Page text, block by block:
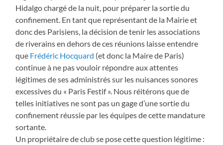
Hidalgo chargé de la nuit, pour préparer la sortie du
confinement. En tant que représentant de la Mairie et
donc des Parisiens, la décision de tenir les associations
de riverains en dehors de ces réunions laisse entendre
que Frédéric Hocquard (et donc la Maire de Paris)
continue à ne pas vouloir répondre aux attentes
légitimes de ses administrés sur les nuisances sonores
excessives du « Paris Festif ». Nous réitérons que de
telles initiatives ne sont pas un gage d’une sortie du
confinement réussie par les équipes de cette mandature
sortante.
Un propriétaire de club se pose cette question légitime :